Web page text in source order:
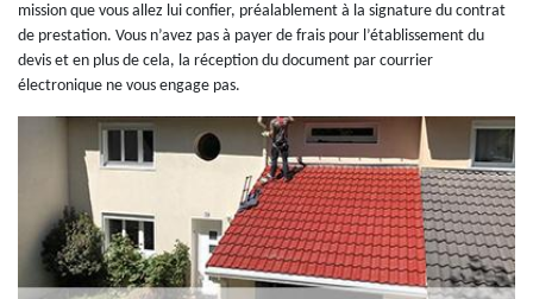
mission que vous allez lui confier, préalablement à la signature du contrat
de prestation. Vous n’avez pas à payer de frais pour l’établissement du
devis et en plus de cela, la réception du document par courrier
électronique ne vous engage pas.